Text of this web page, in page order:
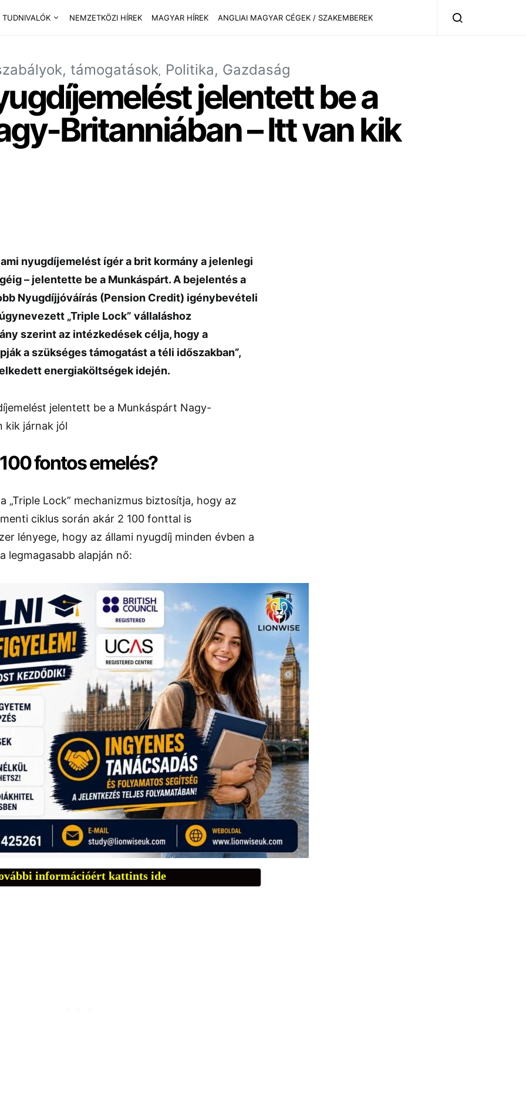
NEMZETKÖZI HÍREK MAGYAR HÍREK ANGLIAI MAGYAR CÉGEK / SZAKEMBEREK
támogatások Politika, Gazdaság
jelentett be a
Britanniában – Itt van kik
nyugdíjemelést ígér a brit kormány a jelenlegi
– jelentette be a Munkáspárt. A bejelentés a
Nyugdíjjóváírás (Pension Credit) igénybevételi
„Triple Lock” vállaláshoz
szerint az intézkedések célja, hogy a
a szükséges támogatást a téli időszakban”,
energiaköltségek idején.
fontos emelés?
„Triple Lock” mechanizmus biztosítja, hogy az
ciklus során akár 2 100 fonttal is
lényege, hogy az állami nyugdíj minden évben a
legmagasabb alapján nő:
információért kattints ide